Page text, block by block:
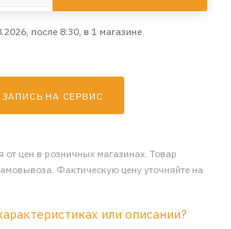
после 8:30, в 1 магазине
ЗАПИСЬ НА СЕРВИС
от цен в розничных магазинах. Товар
Фактическую цену уточняйте на
или описании?